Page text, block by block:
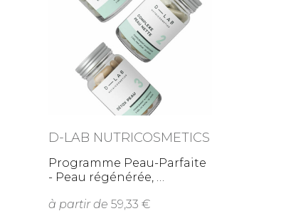
D-LAB NUTRICOSMETICS
Programme Peau-Parfaite
- Peau régénérée,
à partir de 59,33